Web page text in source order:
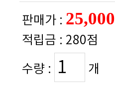
판매가 :
적립금 : 280점
수량 :
개